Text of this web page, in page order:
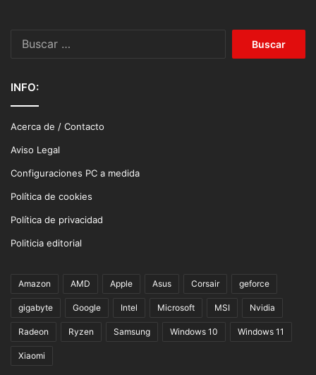
INFO:
Acerca de / Contacto
Aviso Legal
Configuraciones PC a medida
Política de cookies
Política de privacidad
Politicia editorial
Amazon AMD Apple Asus Corsair geforce
gigabyte Google Intel Microsoft MSI Nvidia
Radeon Ryzen Samsung Windows 10 Windows 11
Xiaomi